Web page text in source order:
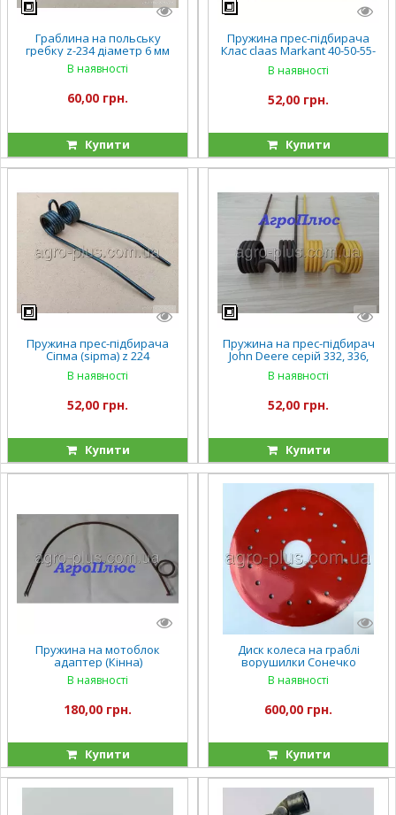
Граблина на польську
гребку z-234 діаметр 6 мм
В наявності
60,00 грн.
Купити
Пружина прес-підбирача
Клас claas Markant 40-50-55-
В наявності
52,00 грн.
Купити
Пружина прес-підбирача
Сіпма (sipma) z 224
некрашена
В наявності
52,00 грн.
Купити
Пружина на прес-підбирач
John Deere серій 332, 336,
342, 346 некрашені
В наявності
52,00 грн.
Купити
Пружина на мотоблок
адаптер (Кінна)
В наявності
180,00 грн.
Купити
Диск колеса на граблі
ворушилки Сонечко
В наявності
600,00 грн.
Купити